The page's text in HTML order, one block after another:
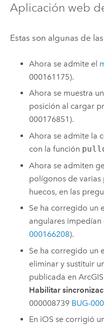
Aplicación web
Estas son algunas de
Ahora se admite el
000161175).
Ahora se muestra
posición al cargar
000176851).
Ahora se admite la
con la función
Ahora se admiten
polígonos de
huecos, en las
Se ha corregido un
angulares impedían
000166208).
Se ha corregido un
eliminar y sustituir
publicada en
Habilitar
000008739 BUG-
En iOS se corrigió